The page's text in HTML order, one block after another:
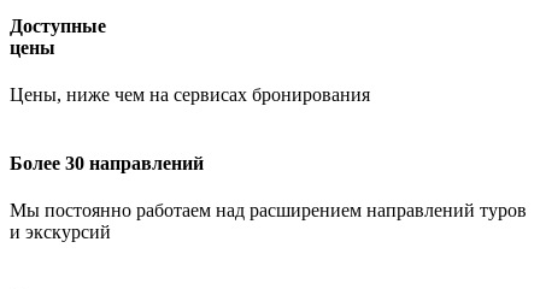
Доступные
цены
Цены, ниже чем на сервисах бронирования
Более 30 направлений
Мы постоянно работаем над расширением направлений туров
и экскурсий